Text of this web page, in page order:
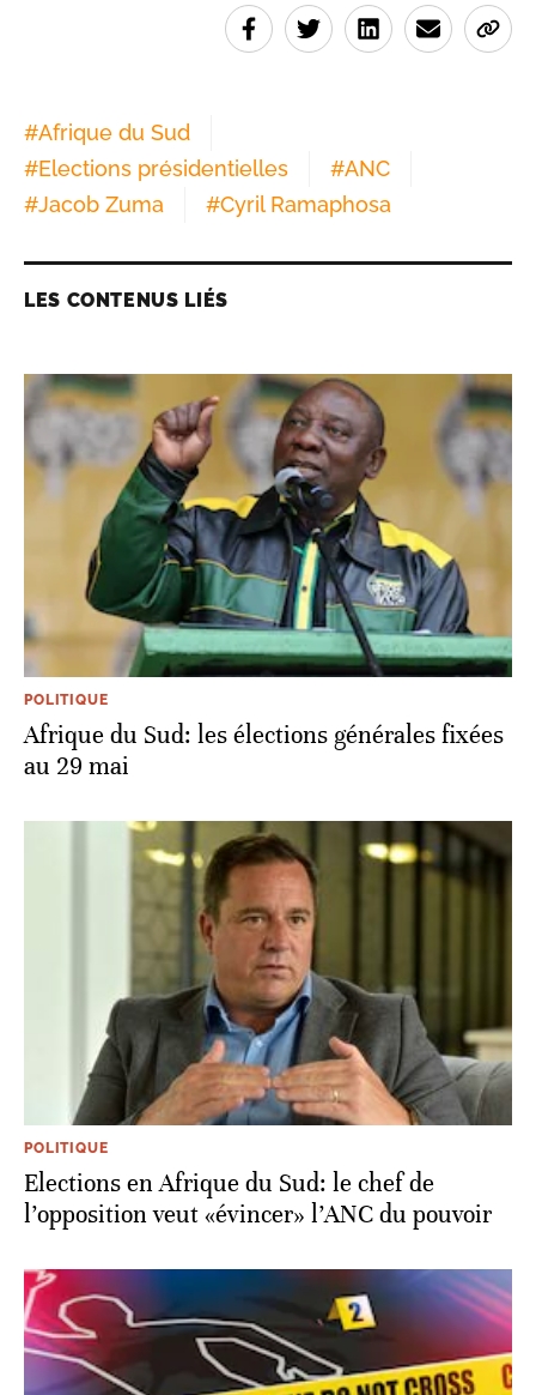
#Afrique du Sud
#Elections présidentielles #ANC
#Jacob Zuma #Cyril Ramaphosa
LES CONTENUS LIÉS
POLITIQUE
Afrique du Sud: les élections générales fixées
au 29 mai
POLITIQUE
Elections en Afrique du Sud: le chef de
l’opposition veut «évincer» l’ANC du pouvoir